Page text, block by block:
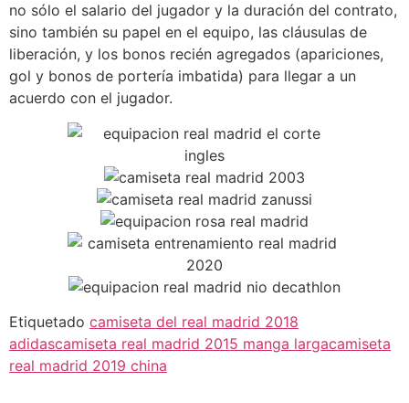
no sólo el salario del jugador y la duración del contrato,
sino también su papel en el equipo, las cláusulas de
liberación, y los bonos recién agregados (apariciones,
gol y bonos de portería imbatida) para llegar a un
acuerdo con el jugador.
Etiquetado camiseta del real madrid 2018
adidascamiseta real madrid 2015 manga largacamiseta
real madrid 2019 china